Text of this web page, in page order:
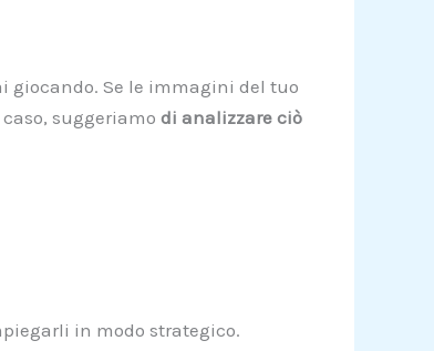
giocando. Se le immagini del tuo
suggeriamo di analizzare ciò
in modo strategico.